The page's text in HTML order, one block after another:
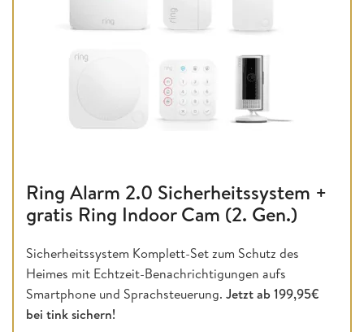
Ring Alarm 2.0 Sicherheitssystem +
gratis Ring Indoor Cam (2. Gen.)
Sicherheitssystem Komplett-Set zum Schutz des
Heimes mit Echtzeit-Benachrichtigungen aufs
Smartphone und Sprachsteuerung. Jetzt ab 199,95€
bei tink sichern!